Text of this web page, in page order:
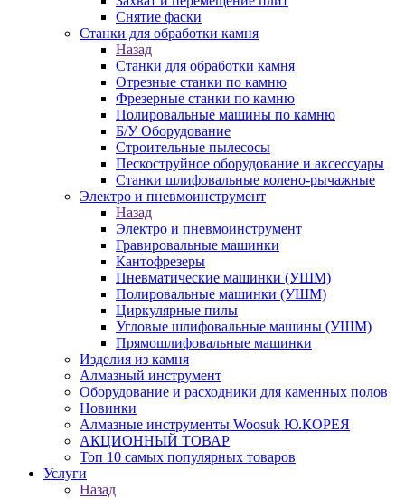
Снятие фаски
Станки для обработки камня
Назад
Станки для обработки камня
Отрезные станки по камню
Фрезерные станки по камню
Полировальные машины по камню
Б/У Оборудование
Строительные пылесосы
Пескоструйное оборудование и аксессуары
Станки шлифовальные колено-рычажные
Электро и пневмоинструмент
Назад
Электро и пневмоинструмент
Гравировальные машинки
Кантофрезеры
Пневматические машинки (УШМ)
Полировальные машинки (УШМ)
Циркулярные пилы
Угловые шлифовальные машины (УШМ)
Прямошлифовальные машинки
Изделия из камня
Алмазный инструмент
Оборудование и расходники для каменных полов
Новинки
Алмазные инструменты Woosuk Ю.КОРЕЯ
АКЦИОННЫЙ ТОВАР
Топ 10 самых популярных товаров
Услуги
Назад